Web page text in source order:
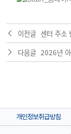
이전글 센터 주소
다음글 2026년 아
개인정보취급방침